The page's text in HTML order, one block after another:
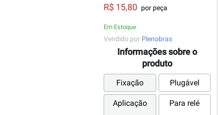
R$ 15,80 por peça
Em Estoque
Vendido por Plenobras
Informações sobre o
produto
Fixação Plugável
Aplicação
Para relé